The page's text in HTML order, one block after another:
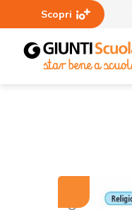
Scopri